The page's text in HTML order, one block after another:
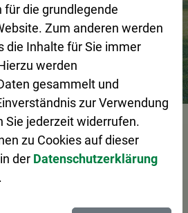
für die grundlegende
Zum anderen werden
die Inhalte für Sie immer
werden
gesammelt und
zur Verwendung
Sie jederzeit widerrufen.
zu Cookies auf dieser
der Datenschutzerklärung
.